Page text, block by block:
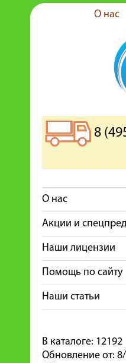
О нас
8
О нас
Акции и
Наши лицензии
Помощь по сайту
Наши статьи
В каталоге: 12192
Обновление от: